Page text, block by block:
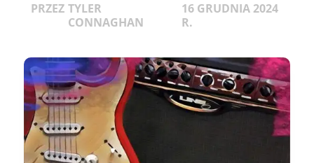
PRZEZ TYLER
CONNAGHAN
16 GRUDNIA 2024
R.